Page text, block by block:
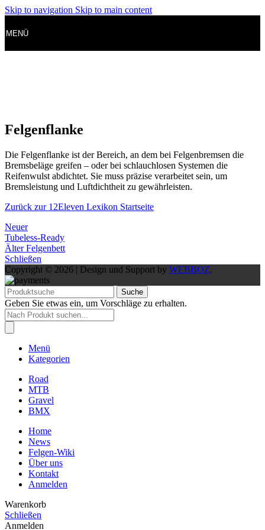
Skip to navigation Skip to main content
MENÜ
Felgenflanke
Die Felgenflanke ist der Bereich, an dem bei Felgenbremsen die
Bremsbeläge greifen – oder bei schlauchlosen Systemen die
Reifenwulst abdichtet. Sie muss präzise verarbeitet sein, um
Bremsleistung und Luftdichtheit zu gewährleisten.
Zurück zur 12Eleven Lexikon Startseite
Neuer
Tubeless-Ready
Älter Felgenbett
Schließen
Copyright © 2026 | Design und Support by WEBBOZ.
Suche
Geben Sie etwas ein, um Vorschläge zu erhalten.
Products
search
Menü
Kategorien
Road
MTB
Gravel
BMX
Home
News
Felgen-Wiki
Über uns
Kontakt
Anmelden
Warenkorb
Schließen
Anmelden